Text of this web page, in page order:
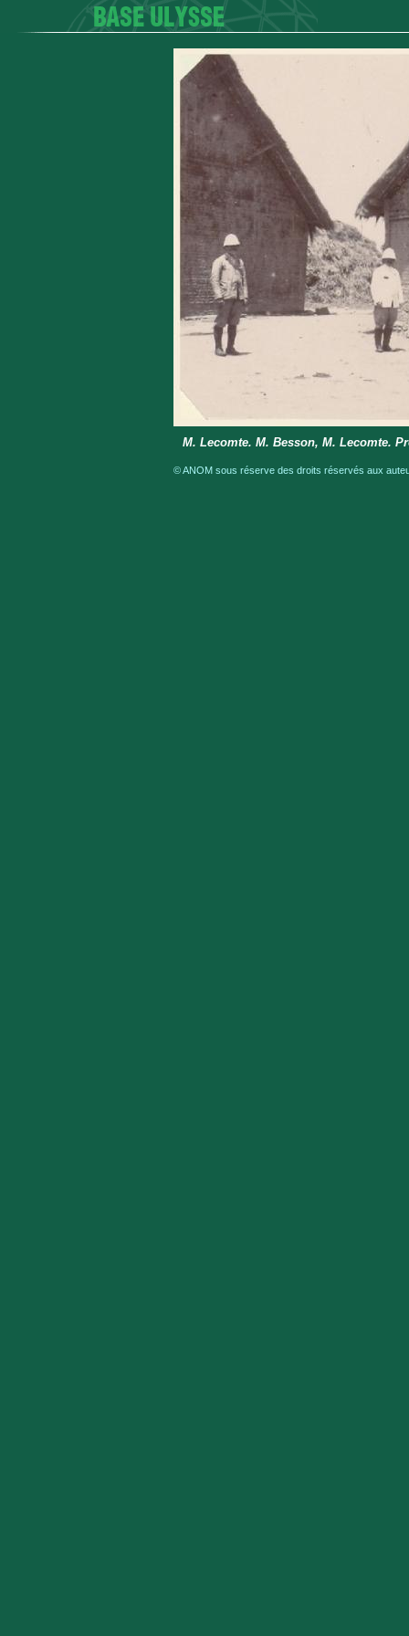
M. Lecomte. M. Besson, M. Lecomte.
© ANOM sous réserve des droits réservés aux